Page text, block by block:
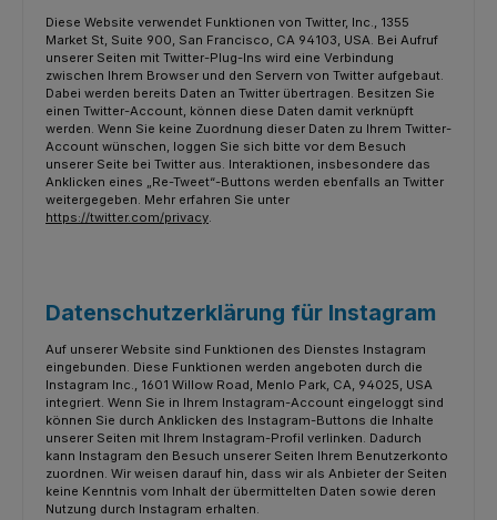
Diese Website verwendet Funktionen von Twitter, Inc., 1355
Market St, Suite 900, San Francisco, CA 94103, USA. Bei Aufruf
unserer Seiten mit Twitter-Plug-Ins wird eine Verbindung
zwischen Ihrem Browser und den Servern von Twitter aufgebaut.
Dabei werden bereits Daten an Twitter übertragen. Besitzen Sie
einen Twitter-Account, können diese Daten damit verknüpft
werden. Wenn Sie keine Zuordnung dieser Daten zu Ihrem Twitter-
Account wünschen, loggen Sie sich bitte vor dem Besuch
unserer Seite bei Twitter aus. Interaktionen, insbesondere das
Anklicken eines „Re-Tweet“-Buttons werden ebenfalls an Twitter
weitergegeben. Mehr erfahren Sie unter
https://twitter.com/privacy
Datenschutzerklärung für Instagram
Auf unserer Website sind Funktionen des Dienstes Instagram
eingebunden. Diese Funktionen werden angeboten durch die
Instagram Inc., 1601 Willow Road, Menlo Park, CA, 94025, USA
integriert. Wenn Sie in Ihrem Instagram-Account eingeloggt sind
können Sie durch Anklicken des Instagram-Buttons die Inhalte
unserer Seiten mit Ihrem Instagram-Profil verlinken. Dadurch
kann Instagram den Besuch unserer Seiten Ihrem Benutzerkonto
zuordnen. Wir weisen darauf hin, dass wir als Anbieter der Seiten
keine Kenntnis vom Inhalt der übermittelten Daten sowie deren
Nutzung durch Instagram erhalten.